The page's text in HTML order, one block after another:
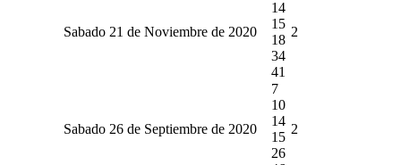
Sabado 21 de Noviembre de 2020
14
15
18
34
41
2
Sabado 26 de Septiembre de 2020
7
10
14
15
26
2